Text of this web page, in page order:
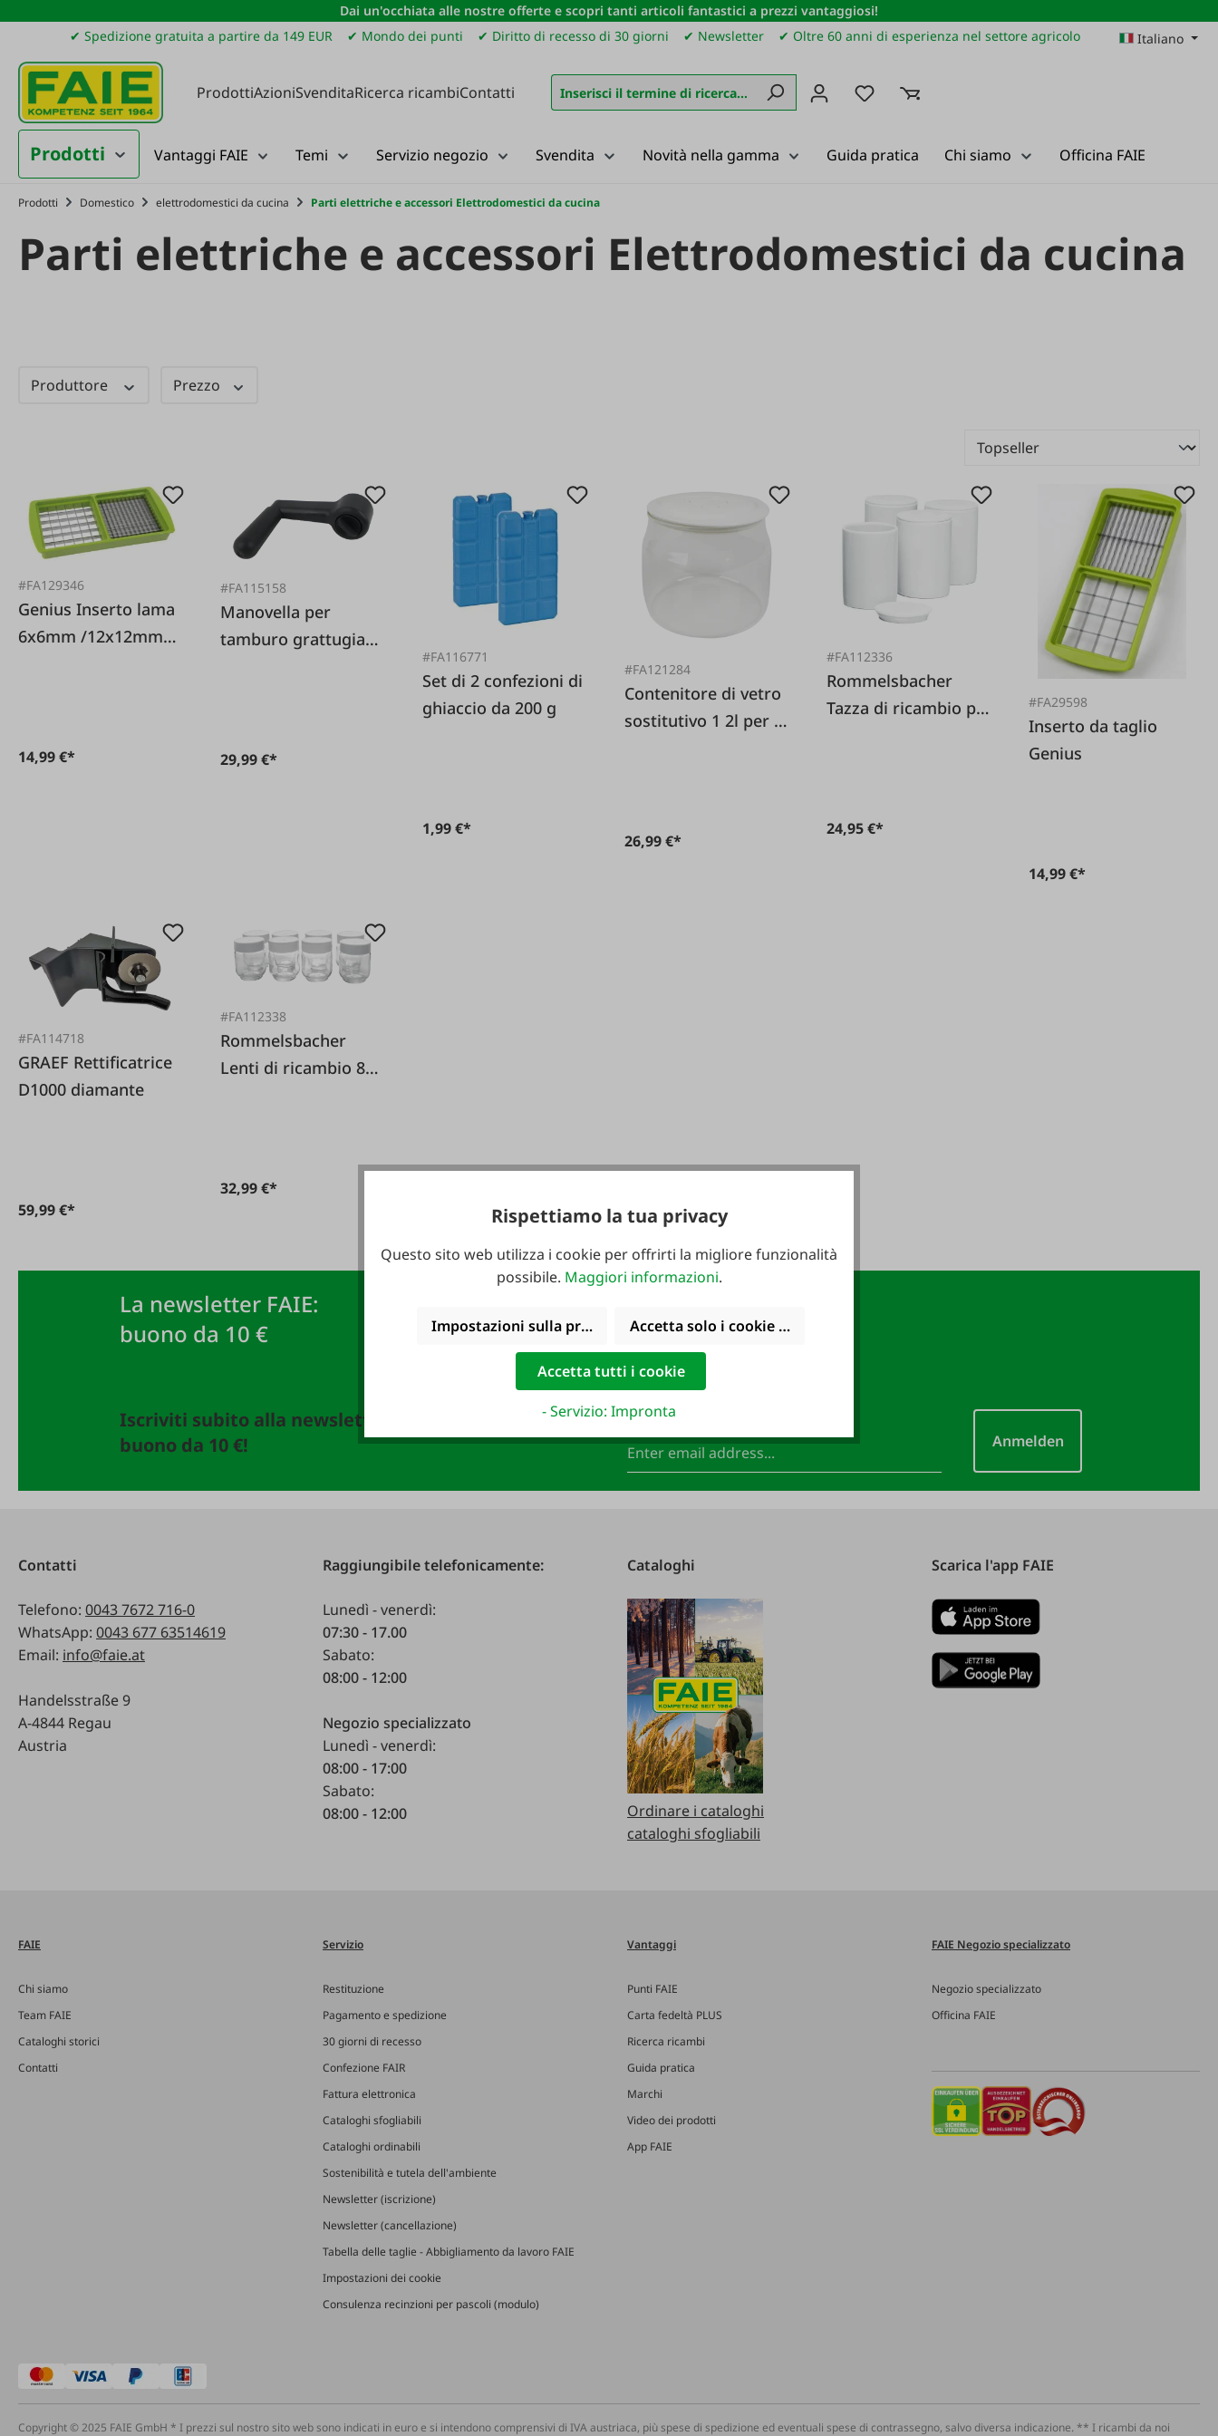
al contenuto principale
Salta alla ricerca
Passa alla navigazione principale
Dai un'occhiata alle nostre offerte e scopri tanti articoli fantastici a prezzi vantaggiosi!
✔ Spedizione gratuita a partire da 149 EUR
✔ Mondo dei punti ✔ Diritto di recesso di 30 giorni ✔ Newsletter ✔ Oltre 60 anni di esperienza nel settore agricolo Italiano
ProdottiAzioniSvenditaRicerca ricambiContatti Hai 0 articoli nella lista dei desideri
Prodotti Vantaggi FAIE Temi Servizio negozio Svendita Novità nella gamma Guida pratica Chi siamo Officina FAIE
Prodotti Domestico elettrodomestici da cucina Parti elettriche e accessori Elettrodomestici da cucina
Parti elettriche e accessori Elettrodomestici da cucina
Produttore Prezzo
#FA129346
Genius Inserto lama
6x6mm /12x12mm
14,99 €*
#FA115158
Manovella per
tamburo grattugia
29,99 €*
#FA116771
Set di 2 confezioni di
ghiaccio da 200 g
1,99 €*
#FA121284
Contenitore di vetro
sostitutivo 1 2l per JG
26,99 €*
#FA112336
Rommelsbacher
Tazza di ricambio per
24,95 €*
#FA29598
Inserto da taglio
Genius
14,99 €*
#FA114718
GRAEF Rettificatrice
D1000 diamante
59,99 €*
#FA112338
Rommelsbacher
Lenti di ricambio 8
32,99 €*
La newsletter FAIE:
buono da 10 €
Iscriviti subito alla newsletter FAIE e assicurati un
buono da 10 €!
Indirizzo e-mail
Anmelden
Contatti
Telefono: 0043 7672 716-0
WhatsApp: 0043 677 63514619
Email: info@faie.at
Handelsstraße 9
A-4844 Regau
Austria
Raggiungibile telefonicamente:
Lunedì - venerdì:
07:30 - 17.00
Sabato:
08:00 - 12:00
Negozio specializzato
Lunedì - venerdì:
08:00 - 17:00
Sabato:
08:00 - 12:00
Cataloghi
Ordinare i cataloghi
cataloghi sfogliabili
Scarica l'app FAIE
FAIE
Chi siamo
Team FAIE
Cataloghi storici
Contatti
Servizio
Restituzione
Pagamento e spedizione
30 giorni di recesso
Confezione FAIR
Fattura elettronica
Cataloghi sfogliabili
Cataloghi ordinabili
Sostenibilità e tutela dell'ambiente
Newsletter (iscrizione)
Newsletter (cancellazione)
Tabella delle taglie - Abbigliamento da lavoro FAIE
Impostazioni dei cookie
Consulenza recinzioni per pascoli (modulo)
Vantaggi
Punti FAIE
Carta fedeltà PLUS
Ricerca ricambi
Guida pratica
Marchi
Video dei prodotti
App FAIE
FAIE Negozio specializzato
Negozio specializzato
Officina FAIE
Copyright © 2025 FAIE GmbH * I prezzi sul nostro sito web sono indicati in euro e si intendono comprensivi di IVA austriaca, più spese di spedizione ed eventuali spese di contrassegno, salvo diversa indicazione. ** I ricambi da noi
Rispettiamo la tua privacy
Questo sito web utilizza i cookie per offrirti la migliore funzionalità
possibile. Maggiori informazioni.
Impostazioni sulla privacy Accetta solo i cookie funzionali
Accetta tutti i cookie
- Servizio: Impronta